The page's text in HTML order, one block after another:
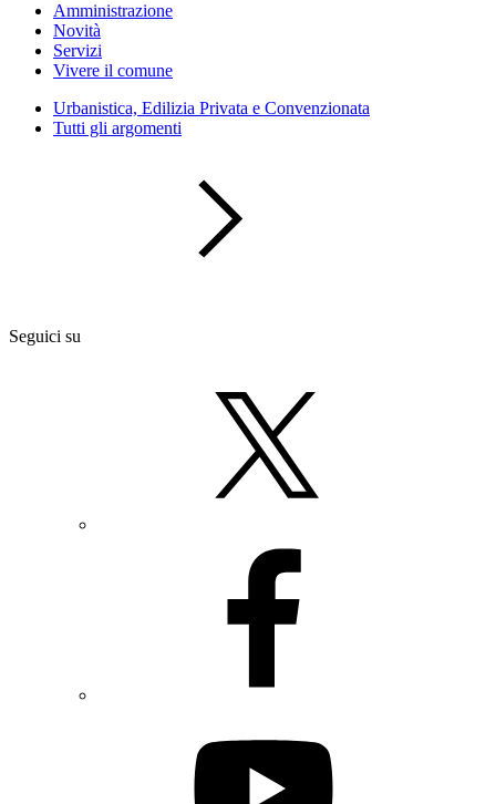
Amministrazione
Novità
Servizi
Vivere il comune
Urbanistica, Edilizia Privata e Convenzionata
Tutti gli argomenti
Seguici su